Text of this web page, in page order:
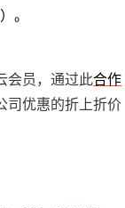
。
会员，通过此合作
司优惠的折上折价